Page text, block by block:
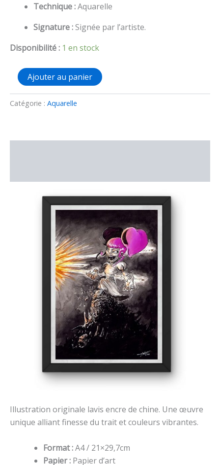
Technique :Aquarelle
Signature :Signée par l’artiste.
Disponibilité : 1 en stock
quantité
Aquarelle
A4
Ajouter au panier
Catégorie : Aquarelle
Illustration originale lavis encre de chine. Une œuvre
unique alliant finesse du trait et couleurs vibrantes.
Format :A4 / 21×29,7cm
Papier : Papier d’art